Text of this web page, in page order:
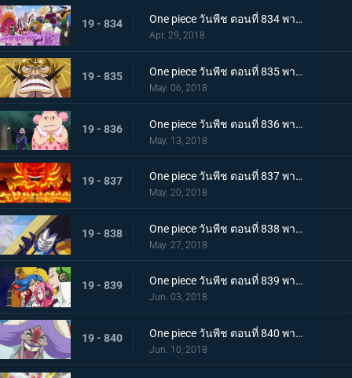
19 - 834 One piece วันพีช ตอนที่ 834 พากย์ไทย แผนการล้มเหลว ? การโต้กลับของกลุ่มโจรสลัดบิ๊กมัม
Apr. 29, 2018
19 - 835 One piece วันพีช ตอนที่ 835 พากย์ไทย วิ่งไปเลยซันจิ SOS! เจอร์ม่า 66
May. 06, 2018
19 - 836 One piece วันพีช ตอนที่ 836 พากย์ไทย ความลับของมัม เอลบัฟและสัตว์ประหลาดตัวน้อย
May. 13, 2018
19 - 837 One piece วันพีช ตอนที่ 837 พากย์ไทย วันเกิดของมัม และวันที่คาราเมลหายไป
May. 20, 2018
19 - 838 One piece วันพีช ตอนที่ 838 พากย์ไทย ลั่นไกอาวุธสังหาร เวลาแห่งการลอบสังหารบิ๊กมัม
May. 27, 2018
19 - 839 One piece วันพีช ตอนที่ 839 พากย์ไทย กองทัพที่ชั่วร้าย แปลงร่าง! เจลม่า 66!
Jun. 03, 2018
19 - 840 One piece วันพีช ตอนที่ 840 พากย์ไทย การตัดสัมพันธ์พ่อลูก! ซันจิกับจั๊ด!
Jun. 10, 2018